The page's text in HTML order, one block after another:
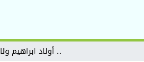
الحوكمة كأداة فعالة لتنمية البلدية بين النضري والواقع ـ دراسة حالة بلدية أولاد ابراهيم ولاية سعيدة